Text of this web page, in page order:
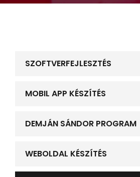
SZOFTVERFEJLESZTÉS
MOBIL APP KÉSZÍTÉS
DEMJÁN SÁNDOR PROGRAM
WEBOLDAL KÉSZÍTÉS